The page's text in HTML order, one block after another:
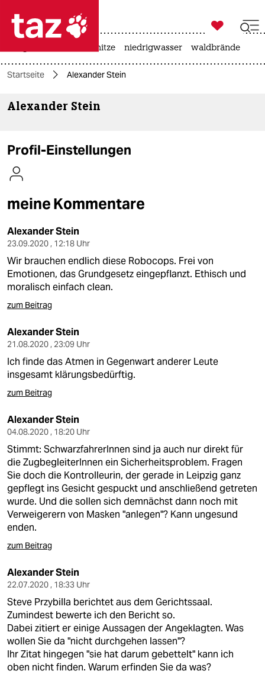
 taz zahl ich
taz zahl ich
themen
kultur
sport
berlin
nord
verlag
verlag
veranstaltungen
shop
fragen & hilfe
unterstützen
abo
genossenschaft
epaper login

taz zahl ich
hitze niedrigwasser waldbrände
Startseite Alexander Stein
Alexander Stein
Profil-Einstellungen
meine Kommentare
Alexander Stein
23.09.2020 , 12:18 Uhr
Wir brauchen endlich diese Robocops. Frei von
Emotionen, das Grundgesetz eingepflanzt. Ethisch und
moralisch einfach clean.
zum Beitrag
Alexander Stein
21.08.2020 , 23:09 Uhr
Ich finde das Atmen in Gegenwart anderer Leute
insgesamt klärungsbedürftig.
zum Beitrag
Alexander Stein
04.08.2020 , 18:20 Uhr
Stimmt: SchwarzfahrerInnen sind ja auch nur direkt für
die ZugbegleiterInnen ein Sicherheitsproblem. Fragen
Sie doch die Kontrolleurin, der gerade in Leipzig ganz
gepflegt ins Gesicht gespuckt und anschließend getreten
wurde. Und die sollen sich demnächst dann noch mit
Verweigerern von Masken "anlegen"? Kann ungesund
enden.
zum Beitrag
Alexander Stein
22.07.2020 , 18:33 Uhr
Steve Przybilla berichtet aus dem Gerichtssaal.
Zumindest bewerte ich den Bericht so.
Dabei zitiert er einige Aussagen der Angeklagten. Was
wollen Sie da "nicht durchgehen lassen"?
Ihr Zitat hingegen "sie hat darum gebettelt" kann ich
oben nicht finden. Warum erfinden Sie da was?